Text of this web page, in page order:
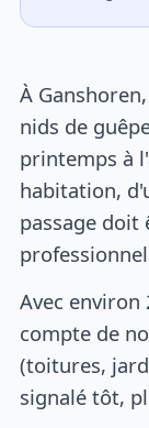
À
nids de
printemps à
habitation,
passage
Avec
compte de
(toitures,
signalé tôt,